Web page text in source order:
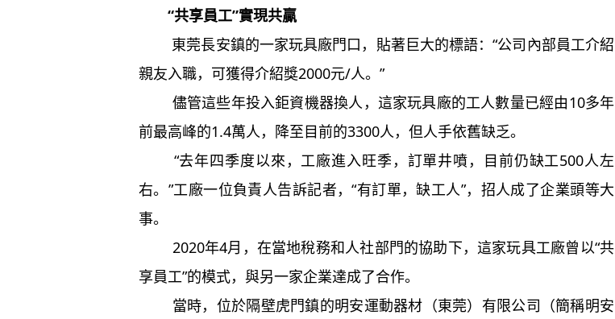
“共享員工”實現共贏
東莞長安鎮的一家玩具廠門口，貼著巨大的標語：“公司內部員工介紹
親友入職，可獲得介紹獎2000元/人。”
儘管這些年投入鉅資機器換人，這家玩具廠的工人數量已經由10多年
前最高峰的1.4萬人，降至目前的3300人，但人手依舊缺乏。
“去年四季度以來，工廠進入旺季，訂單井噴，目前仍缺工500人左
右。”工廠一位負責人告訴記者，“有訂單，缺工人”，招人成了企業頭等大
事。
2020年4月，在當地稅務和人社部門的協助下，這家玩具工廠曾以“共
享員工”的模式，與另一家企業達成了合作。
當時，位於隔壁虎門鎮的明安運動器材（東莞）有限公司（簡稱明安